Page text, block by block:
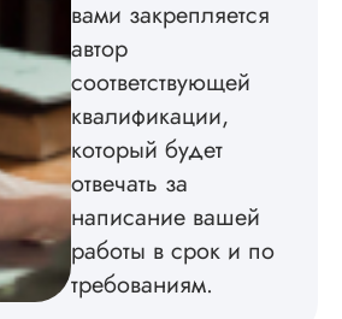
Диссертация
Дата:
Магистерскую
философии
Грамотно
структуру, список
вами закрепляется
автор
соответствующей
квалификации,
который будет
отвечать за
написание вашей
работы в срок и по
требованиям.